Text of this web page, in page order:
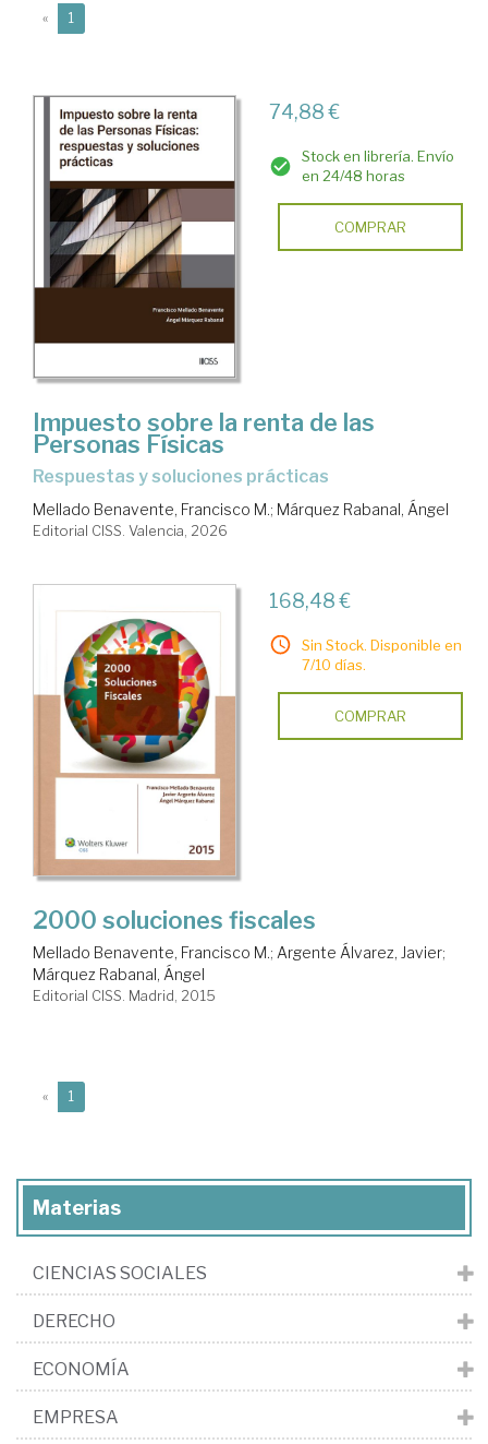
« 1
74,88 €
Stock en librería. Envío
en 24/48 horas
COMPRAR
Impuesto sobre la renta de las
Personas Físicas
respuestas y soluciones prácticas
Mellado Benavente, Francisco M.; Márquez Rabanal, Ángel
Editorial CISS. Valencia, 2026
168,48 €
Sin Stock. Disponible en
7/10 días.
COMPRAR
2000 soluciones fiscales
Mellado Benavente, Francisco M.; Argente Álvarez, Javier;
Márquez Rabanal, Ángel
Editorial CISS. Madrid, 2015
« 1
Materias
CIENCIAS SOCIALES
DERECHO
ECONOMÍA
EMPRESA